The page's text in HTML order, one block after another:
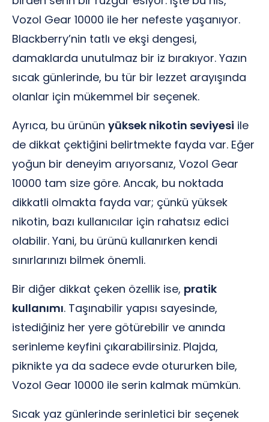
Vozol Gear 10000 ile her nefeste yaşanıyor.
Blackberry’nin tatlı ve ekşi dengesi,
damaklarda unutulmaz bir iz bırakıyor. Yazın
sıcak günlerinde, bu tür bir lezzet arayışında
olanlar için mükemmel bir seçenek.
Ayrıca, bu ürünün yüksek nikotin seviyesi ile
de dikkat çektiğini belirtmekte fayda var. Eğer
yoğun bir deneyim arıyorsanız, Vozol Gear
10000 tam size göre. Ancak, bu noktada
dikkatli olmakta fayda var; çünkü yüksek
nikotin, bazı kullanıcılar için rahatsız edici
olabilir. Yani, bu ürünü kullanırken kendi
sınırlarınızı bilmek önemli.
Bir diğer dikkat çeken özellik ise, pratik
kullanımı. Taşınabilir yapısı sayesinde,
istediğiniz her yere götürebilir ve anında
serinleme keyfini çıkarabilirsiniz. Plajda,
piknikte ya da sadece evde otururken bile,
Vozol Gear 10000 ile serin kalmak mümkün.
Sıcak yaz günlerinde serinletici bir seçenek